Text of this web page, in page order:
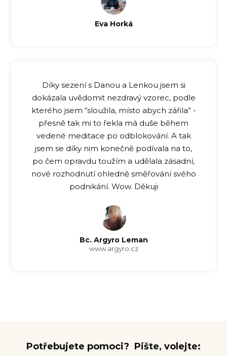
Eva Horká
Díky sezení s Danou a Lenkou jsem si
dokázala uvědomit nezdravý vzorec, podle
kterého jsem “sloužila, místo abych zářila” -
přesně tak mi to řekla má duše během
vedené meditace po odblokování. A tak
jsem se díky nim konečně podívala na to,
po čem opravdu toužím a udělala zásadní,
nové rozhodnutí ohledně směřování svého
podnikání. Wow. Děkuji
Bc. Argyro Leman
www.argyro.cz
Potřebujete pomoci? Pište, volejte: